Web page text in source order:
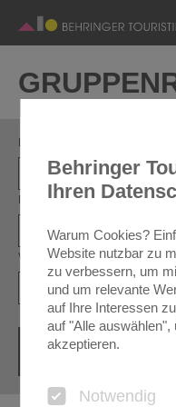
REISEART
VOLLTEXT
Behringer
Ihren
Warum Cookies?
Website nutzbar zu
zu verbessern, um
und um relevante
auf Ihre Interessen
auf "Alle
akzeptieren.
Notwendig